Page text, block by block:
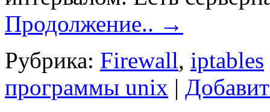
Продолжение.. →
Рубрика: Firewall, iptables
программы unix |